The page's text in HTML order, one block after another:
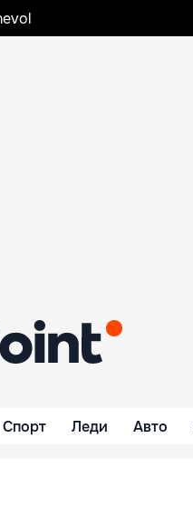
Спорт Леди Авто